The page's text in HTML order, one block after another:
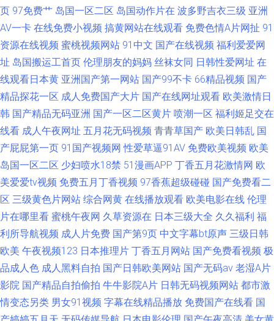
页 97免费艹 岛国一区二区 岛国动作片在 波多野吉衣三级 亚洲
AV一卡 在线免费小视频 搞黄网站在线观看 免费色情A片网扯 91
资源在线视频 蜜桃视频网站 91中文 国产在线视频 福利爱爱网
址 岛国搬运工首页 伦理朋友的妈妈 丝袜女同 日韩性爱网址 在
线观看日本黄 亚洲国产第一网站 国产99不卡 66精品视频 国产
精品探花一区 成人免费国产大片 国产在线网址观看 欧美激情日
韩 国产精品无码亚洲 国产一区二区黄片 喷潮一区 福利姬足交在
线看 成人午夜网址 五月花无码视频 青青草国产 欧美日韩乱 国
产屁屁第一页 91国产视频网 性爱草逼91AV 免费欧美视频 欧美
岛国一区二区 少妇喷水18禁 51漫画APP 丁香五月花激情网 欧
美爱爱tv视频 免费五月丁香视频 97香蕉超级碰碰 国产免费看二
区 三级黄色片网站 综合网黄 在线播放观看 欧美电影在线 伦理
片在哪里看 蜜桃午夜网 久草资源在 日本三级大全 久久福利 福
利所导航视频 成人片免费 国产第9页 中文字幕bt原声 三级日韩
欧美 午夜视频123 日本推理片 丁香五月网站 国产免费看视频 极
品成人色 成人黑料自拍 国产日韩欧美网站 国产无码av 老湿A片
影院 国产精品自拍偷拍 牛牛影院A片 日韩无码视频网站 都市激
情变态另类 男女91视频 字幕在线精品播放 免费国产在线看 国